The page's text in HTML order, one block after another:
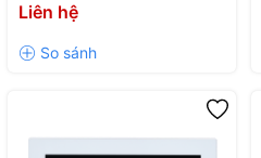
Liên hệ